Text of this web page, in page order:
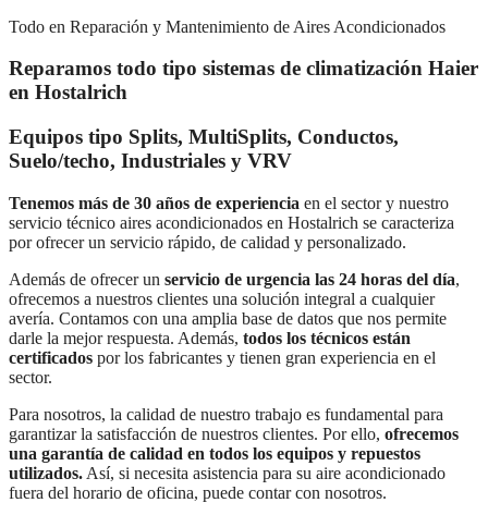
Todo en Reparación y Mantenimiento de Aires Acondicionados
Reparamos todo tipo sistemas de climatización Haier
en Hostalrich
Equipos tipo Splits, MultiSplits, Conductos,
Suelo/techo, Industriales y VRV
Tenemos más de 30 años de experiencia en el sector y nuestro
servicio técnico aires acondicionados en Hostalrich se caracteriza
por ofrecer un servicio rápido, de calidad y personalizado.
Además de ofrecer un servicio de urgencia las 24 horas del día,
ofrecemos a nuestros clientes una solución integral a cualquier
avería. Contamos con una amplia base de datos que nos permite
darle la mejor respuesta. Además, todos los técnicos están
certificados por los fabricantes y tienen gran experiencia en el
sector.
Para nosotros, la calidad de nuestro trabajo es fundamental para
garantizar la satisfacción de nuestros clientes. Por ello, ofrecemos
una garantía de calidad en todos los equipos y repuestos
utilizados. Así, si necesita asistencia para su aire acondicionado
fuera del horario de oficina, puede contar con nosotros.